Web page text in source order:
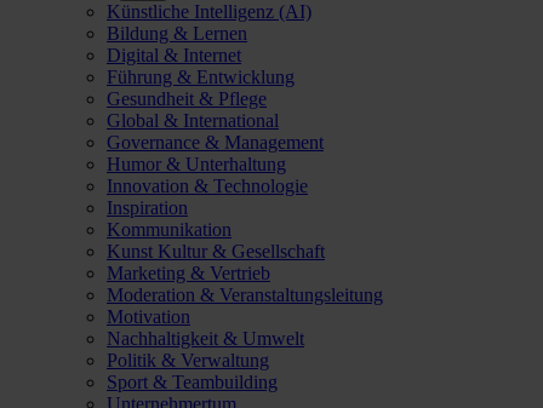
Künstliche Intelligenz (AI)
Bildung & Lernen
Digital & Internet
Führung & Entwicklung
Gesundheit & Pflege
Global & International
Governance & Management
Humor & Unterhaltung
Innovation & Technologie
Inspiration
Kommunikation
Kunst Kultur & Gesellschaft
Marketing & Vertrieb
Moderation & Veranstaltungsleitung
Motivation
Nachhaltigkeit & Umwelt
Politik & Verwaltung
Sport & Teambuilding
Unternehmertum